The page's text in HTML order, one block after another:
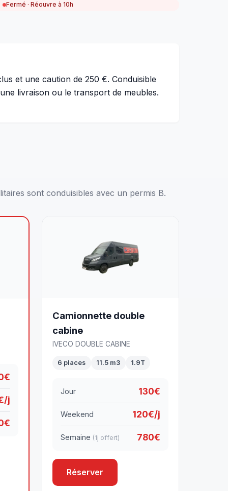
Fermé · Réouvre à 10h
et une caution de 250 €. Conduisible
livraison ou le transport de meubles.
sont conduisibles avec un permis B.
j
Camionnette double
cabine
IVECO DOUBLE CABINE
6 places 11.5 m3 1.9T
Jour 130€
Weekend 120€/j
Semaine (1j offert) 780€
Réserver